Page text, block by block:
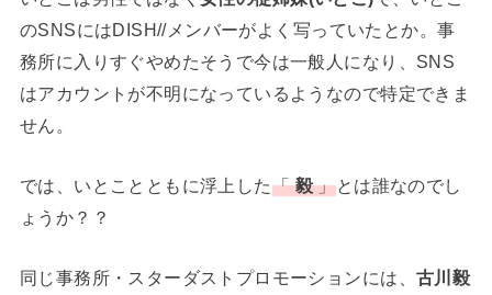
のSNSにはDISH//メンバーがよく写っていたとか。事
務所に入りすぐやめたそうで今は一般人になり、SNS
はアカウントが不明になっているようなので特定できま
せん。
では、いとことともに浮上した「毅」とは誰なのでし
ょうか？？
同じ事務所・スターダストプロモーションには、 古川毅